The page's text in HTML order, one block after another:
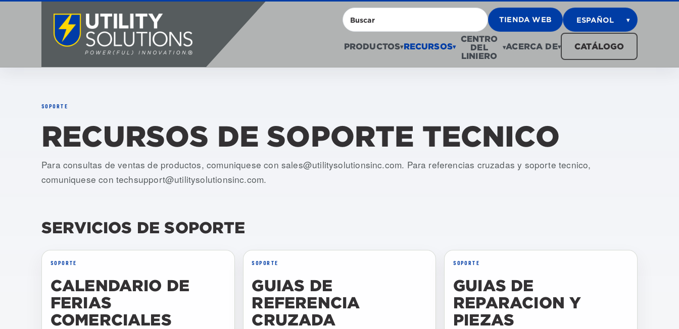
Buscar TIENDA WEB ESPAÑOL ▾
PRODUCTOS▾RECURSOS▾
CENTRO
DEL
LINIERO
▾ACERCA DE▾ CATÁLOGO
SOPORTE
RECURSOS DE SOPORTE TECNICO
Para consultas de ventas de productos, comuniquese con sales@utilitysolutionsinc.com. Para referencias cruzadas y soporte tecnico,
comuniquese con techsupport@utilitysolutionsinc.com.
SERVICIOS DE SOPORTE
SOPORTE
CALENDARIO DE
FERIAS
COMERCIALES
SOPORTE
GUIAS DE
REFERENCIA
CRUZADA
SOPORTE
GUIAS DE
REPARACION Y
PIEZAS